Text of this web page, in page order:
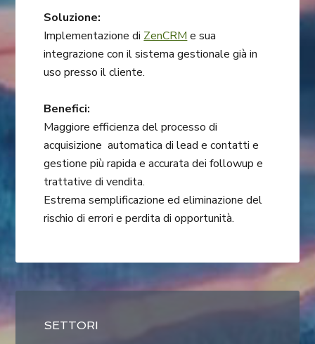
Soluzione:
Implementazione di ZenCRM e sua
integrazione con il sistema gestionale già in
uso presso il cliente.
Benefici:
Maggiore efficienza del processo di
acquisizione automatica di lead e contatti e
gestione più rapida e accurata dei followup e
trattative di vendita.
Estrema semplificazione ed eliminazione del
rischio di errori e perdita di opportunità.
SETTORI